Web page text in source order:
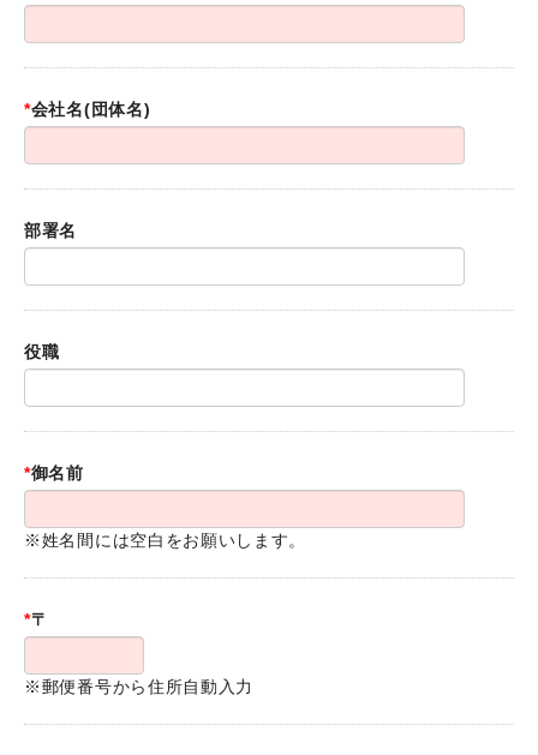
*会社名(団体名)
部署名
役職
*御名前
※姓名間には空白をお願いします。
*〒
※郵便番号から住所自動入力